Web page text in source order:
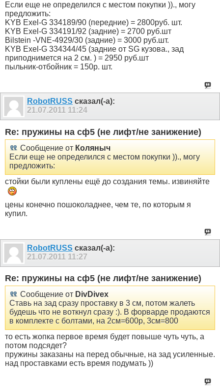
Если еще не определился с местом покупки ))., могу
предложить:
KYB Exel-G 334189/90 (передние) = 2800руб. шт.
KYB Exel-G 334191/92 (задние) = 2700 руб.шт
Bilstein -VNE-4929/30 (задние) = 3000 руб.шт.
KYB Exel-G 334344/45 (задние от SG кузова., зад
приподнимется на 2 см. ) = 2950 руб.шт
пыльник-отбойник = 150р. шт.
RobotRUSS сказал(-а):
21.07.2011 11:24
Re: пружины на сф5 (не лифт/не занижение)
Сообщение от Коляныч
Если еще не определился с местом покупки ))., могу
предложить:
стойки были куплены ещё до создания темы. извиняйте
цены конечно пошоколаднее, чем те, по которым я
купил.
RobotRUSS сказал(-а):
21.07.2011 11:27
Re: пружины на сф5 (не лифт/не занижение)
Сообщение от DivDivex
Ставь на зад сразу проставку в 3 см, потом жалеть
будешь что не воткнул сразу :). В форварде продаются
в комплекте с болтами, на 2см=600р, 3см=800
то есть жопка первое время будет повыше чуть чуть, а
потом подсядет?
пружины заказаны на перед обычные, на зад усиленные.
над проставками есть время подумать ))